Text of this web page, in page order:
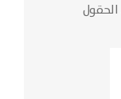
الحقول